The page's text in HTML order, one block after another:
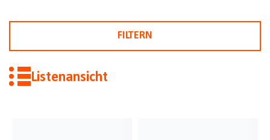
FILTERN
Listenansicht